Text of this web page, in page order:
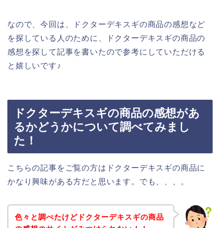
なので、今回は、ドクターデキスギの商品の感想など
を探している人のために、ドクターデキスギの商品の
感想を探して記事を書いたので参考にしていただける
と嬉しいです♪
ドクターデキスギの商品の感想があ
るかどうかについて調べてみまし
た！
こちらの記事をご覧の方はドクターデキスギの商品に
かなり興味がある方だと思います。でも、、、。
色々と調べたけどドクターデキスギの商品